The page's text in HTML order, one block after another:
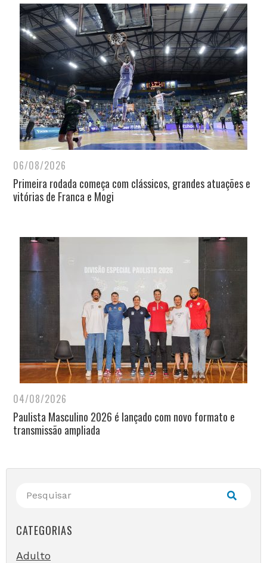
06/08/2026
Primeira rodada começa com clássicos, grandes atuações e
vitórias de Franca e Mogi
04/08/2026
Paulista Masculino 2026 é lançado com novo formato e
transmissão ampliada
CATEGORIAS
Adulto